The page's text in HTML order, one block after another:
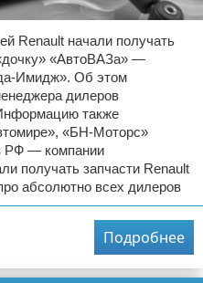
Renault начали получать
«АвтоВАЗа» —
Имидж». Об этом
дилеров
также
«БН-Моторс»
РФ — компании
получать запчасти Renault
абсолютно всех дилеров
Подробнее